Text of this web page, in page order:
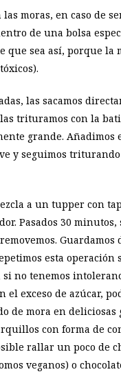
las moras, en caso de
de una bolsa
que sea así, porque la
las sacamos
trituramos con la
grande. Añadimos
y seguimos
a un tupper con
Pasados 30 minutos,
Guardamos
esta operación
si no tenemos
el exceso de azúcar,
de mora en deliciosas
con forma de
rallar un poco de
veganos) o